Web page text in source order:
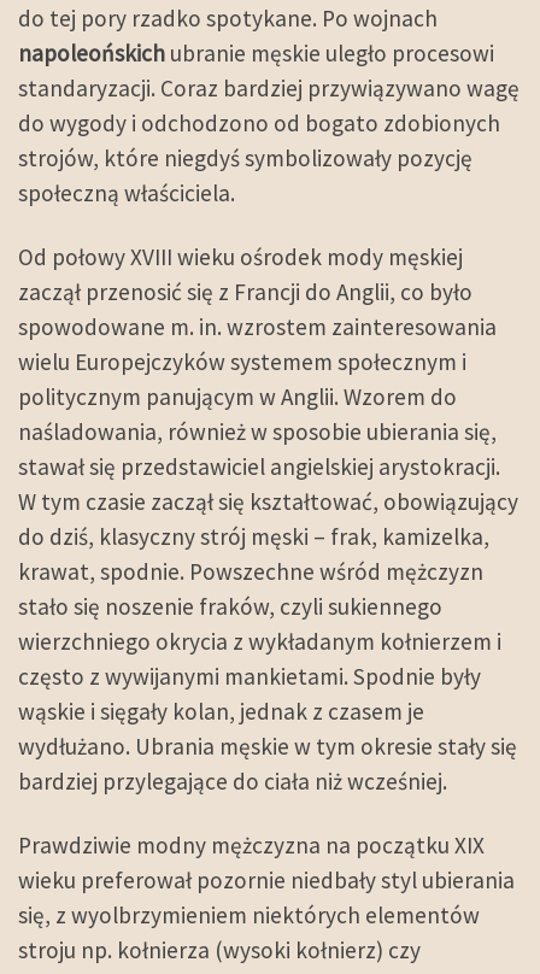
do tej pory rzadko spotykane. Po wojnach
napoleońskich ubranie męskie uległo procesowi
standaryzacji. Coraz bardziej przywiązywano wagę
do wygody i odchodzono od bogato zdobionych
strojów, które niegdyś symbolizowały pozycję
społeczną właściciela.
Od połowy XVIII wieku ośrodek mody męskiej
zaczął przenosić się z Francji do Anglii, co było
spowodowane m. in. wzrostem zainteresowania
wielu Europejczyków systemem społecznym i
politycznym panującym w Anglii. Wzorem do
naśladowania, również w sposobie ubierania się,
stawał się przedstawiciel angielskiej arystokracji.
W tym czasie zaczął się kształtować, obowiązujący
do dziś, klasyczny strój męski – frak, kamizelka,
krawat, spodnie. Powszechne wśród mężczyzn
stało się noszenie fraków, czyli sukiennego
wierzchniego okrycia z wykładanym kołnierzem i
często z wywijanymi mankietami. Spodnie były
wąskie i sięgały kolan, jednak z czasem je
wydłużano. Ubrania męskie w tym okresie stały się
bardziej przylegające do ciała niż wcześniej.
Prawdziwie modny mężczyzna na początku XIX
wieku preferował pozornie niedbały styl ubierania
się, z wyolbrzymieniem niektórych elementów
stroju np. kołnierza (wysoki kołnierz) czy